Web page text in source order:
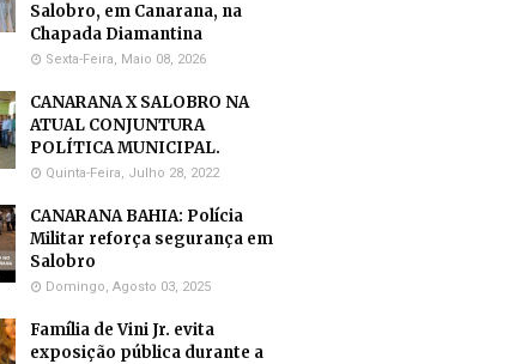
Salobro, em Canarana, na
Chapada Diamantina
Sexta-Feira, Maio 08, 2026
CANARANA X SALOBRO NA
ATUAL CONJUNTURA
POLÍTICA MUNICIPAL.
Quinta-Feira, Julho 28, 2022
CANARANA BAHIA: Polícia
Militar reforça segurança em
Salobro
Domingo, Agosto 03, 2025
Família de Vini Jr. evita
exposição pública durante a